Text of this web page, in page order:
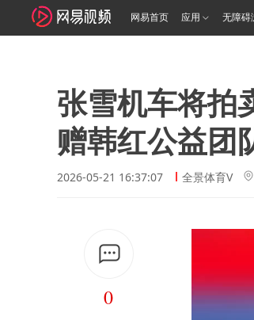
网易首页 应用 无障碍
张雪机车将拍
赠韩红公益团
2026-05-21 16:37:07 全景体育V
0